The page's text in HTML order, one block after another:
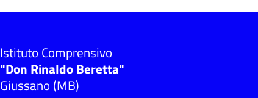
Istituto Comprensivo
"Don Rinaldo Beretta"
Giussano (MB)